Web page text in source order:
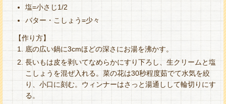
塩=小さじ1/2
バター・こしょう=少々
【作り方】
底の広い鍋に3cmほどの深さにお湯を沸かす。
長いもは皮を剥いてなめらかにすり下ろし、生クリームと塩
こしょうを混ぜ入れる。菜の花は30秒程度茹でて水気を絞
り、小口に刻む。ウィンナーはさっと湯通しして輪切りにす
る。